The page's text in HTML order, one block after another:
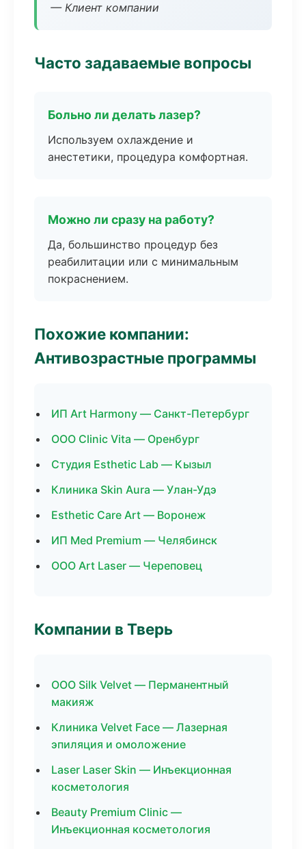
— Клиент компании
Часто задаваемые вопросы
Больно ли делать лазер?
Используем охлаждение и
анестетики, процедура комфортная.
Можно ли сразу на работу?
Да, большинство процедур без
реабилитации или с минимальным
покраснением.
Похожие компании:
Антивозрастные программы
ИП Art Harmony — Санкт-Петербург
ООО Clinic Vita — Оренбург
Студия Esthetic Lab — Кызыл
Клиника Skin Aura — Улан-Удэ
Esthetic Care Art — Воронеж
ИП Med Premium — Челябинск
ООО Art Laser — Череповец
Компании в Тверь
ООО Silk Velvet — Перманентный
макияж
Клиника Velvet Face — Лазерная
эпиляция и омоложение
Laser Laser Skin — Инъекционная
косметология
Beauty Premium Clinic —
Инъекционная косметология